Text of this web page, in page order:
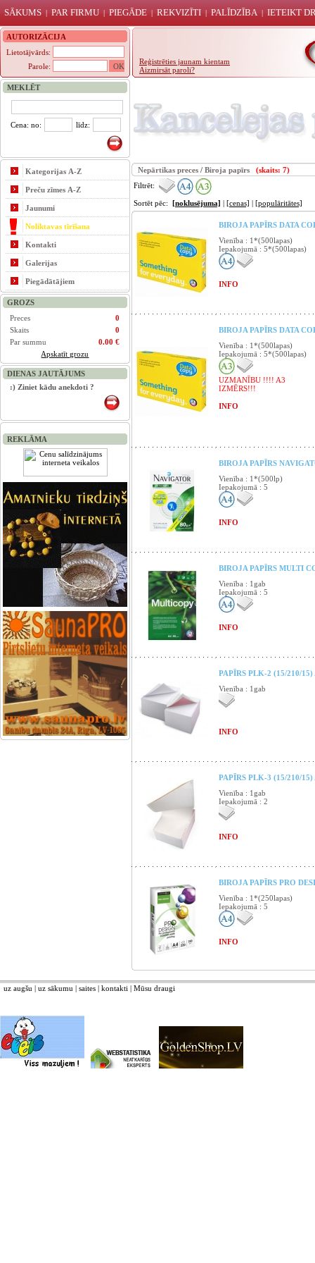
SĀKUMS | PAR FIRMU| PIEGĀDE | REKVIZĪTI | PALĪDZĪBA | IETEIKT
AUTORIZĀCIJA
Lietotājvārds:
Parole:
Reģistrēties jaunam kientam
Aizmirsāt paroli?
MEKLĒT
Cena: no: līdz:
Kategorijas A-Z
Preču zīmes A-Z
Jaunumi
Noliktavas tīrīšana
Kontakti
Galerijas
Piegādātājiem
GROZS
Preces
0
Skaits
0
Par summu
0.00 €
Apskatīt grozu
DIENAS JAUTĀJUMS
:) Ziniet kādu anekdoti ?
REKLĀMA
Nepārtikas preces / Biroja papīrs
(skaits: 7)
Filtrēt:
Sortēt pēc: [noklusējuma] | [cenas] | [populāritātes]
BIROJA PAPĪRS DATA
Vienība : 1*(500lapas)
Iepakojumā : 5*(500lapas)
INFO
BIROJA PAPĪRS DATA
Vienība : 1*(500lapas)
Iepakojumā : 5*(500lapas)
UZMANĪBU !!!! A3
IZMĒRS!!!
INFO
BIROJA PAPĪRS
Vienība : 1*(500lp)
Iepakojumā : 5
INFO
BIROJA PAPĪRS MULTI
Vienība : 1gab
Iepakojumā : 5
INFO
PAPĪRS PLK-2 (15/210/
Vienība : 1gab
INFO
PAPĪRS PLK-3 (15/210/
Vienība : 1gab
Iepakojumā : 2
INFO
BIROJA PAPĪRS PRO
Vienība : 1*(250lapas)
Iepakojumā : 5
INFO
uz augšu | uz sākumu | saites | kontakti | Mūsu draugi